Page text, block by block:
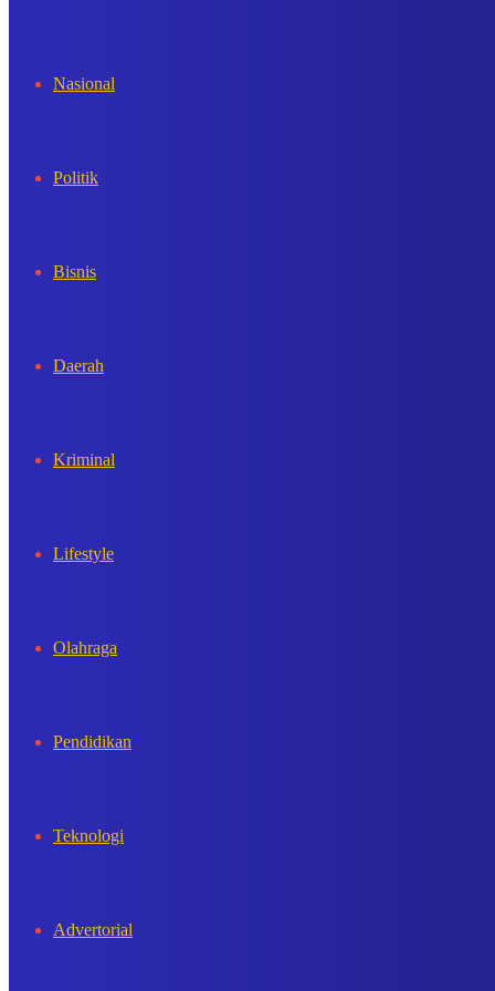
Nasional
Politik
Bisnis
Daerah
Kriminal
Lifestyle
Olahraga
Pendidikan
Teknologi
Advertorial